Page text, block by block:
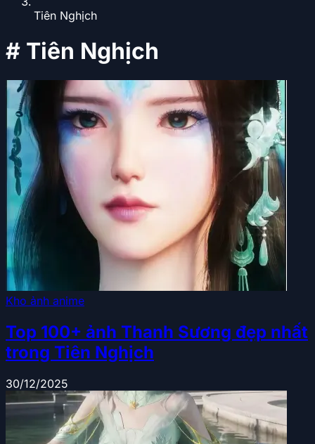
Tiên Nghịch
# Tiên Nghịch
Kho ảnh anime
Top 100+ ảnh Thanh Sương đẹp nhất
trong Tiên Nghịch
30/12/2025